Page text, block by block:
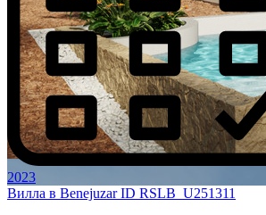
2023
Вилла в Benejuzar ID RSLB_U251311